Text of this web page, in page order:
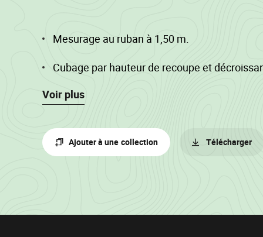
Mesurage au ruban à 1,50 m.
Cubage par hauteur de recoupe et
Parcelles 25 à 33 : peuplement cloisonné.
Voir plus
Ajouter à une collection Télécharger
Informations